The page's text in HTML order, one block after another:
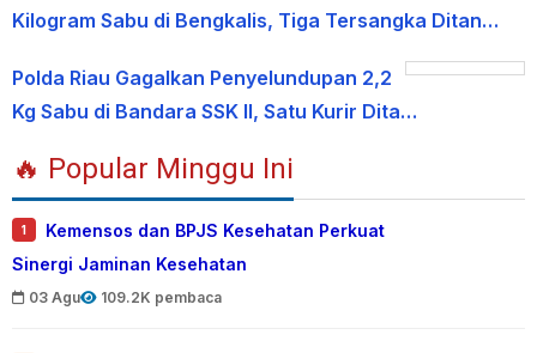
Kilogram Sabu di Bengkalis, Tiga Tersangka Ditan…
Polda Riau Gagalkan Penyelundupan 2,2
Kg Sabu di Bandara SSK II, Satu Kurir Dita…
🔥 Popular Minggu Ini
1
Kemensos dan BPJS Kesehatan Perkuat
Sinergi Jaminan Kesehatan
03 Agu 109.2K pembaca